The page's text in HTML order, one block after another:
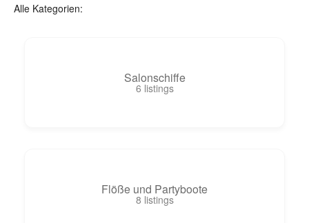
Alle Kategorien:
Salonschiffe
6 listings
Flöße und Partyboote
8 listings